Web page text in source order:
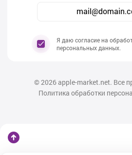
Я даю согласие на
персональных данных.
© 2026apple-market.net. Все
Политика обработки